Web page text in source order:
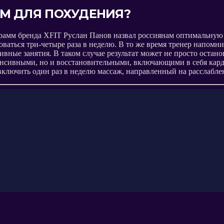
ДЛЯ ПОХУДЕНИЯ?
бренда XFIT Руслан Панов назвал россиянам
три-четыре раза в неделю. В то же время тренер
занятия. В таком случае результат может не просто
но и восстановительными, включающими в себя
один раз в неделю массаж, направленный на